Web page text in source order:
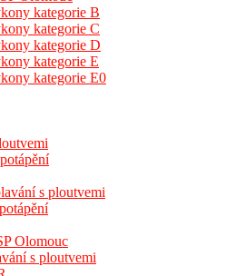
kategorie B
kategorie C
kategorie D
kategorie E
kategorie E0
s ploutvemi
Olomouc
s ploutvemi